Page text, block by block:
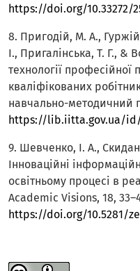
https://doi.org/10.33272/
8. Пригодій, М. А.,
І., Пригалінська, Т. Г.,
технології професійної
кваліфікованих
навчально-методичний
https://lib.iitta.gov.ua/
9. Шевченко, І. А.,
Інноваційні
освітньому процесі в
Academic Visions, 18,
https://doi.org/10.5281/